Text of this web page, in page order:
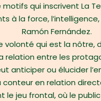
qui inscrivent La
à la force,
Ramón Fernández.
qui est la nôtre,
entre les
anticiper ou élucider
conteur en relation
jeu frontal, où le